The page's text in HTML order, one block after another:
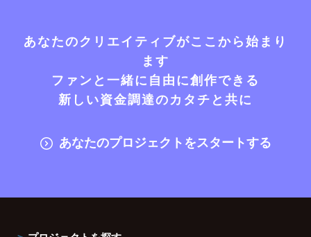
あなたのクリエイティブがここから始まり
ます
ファンと一緒に自由に創作できる
新しい資金調達のカタチと共に
あなたのプロジェクトをスタートする